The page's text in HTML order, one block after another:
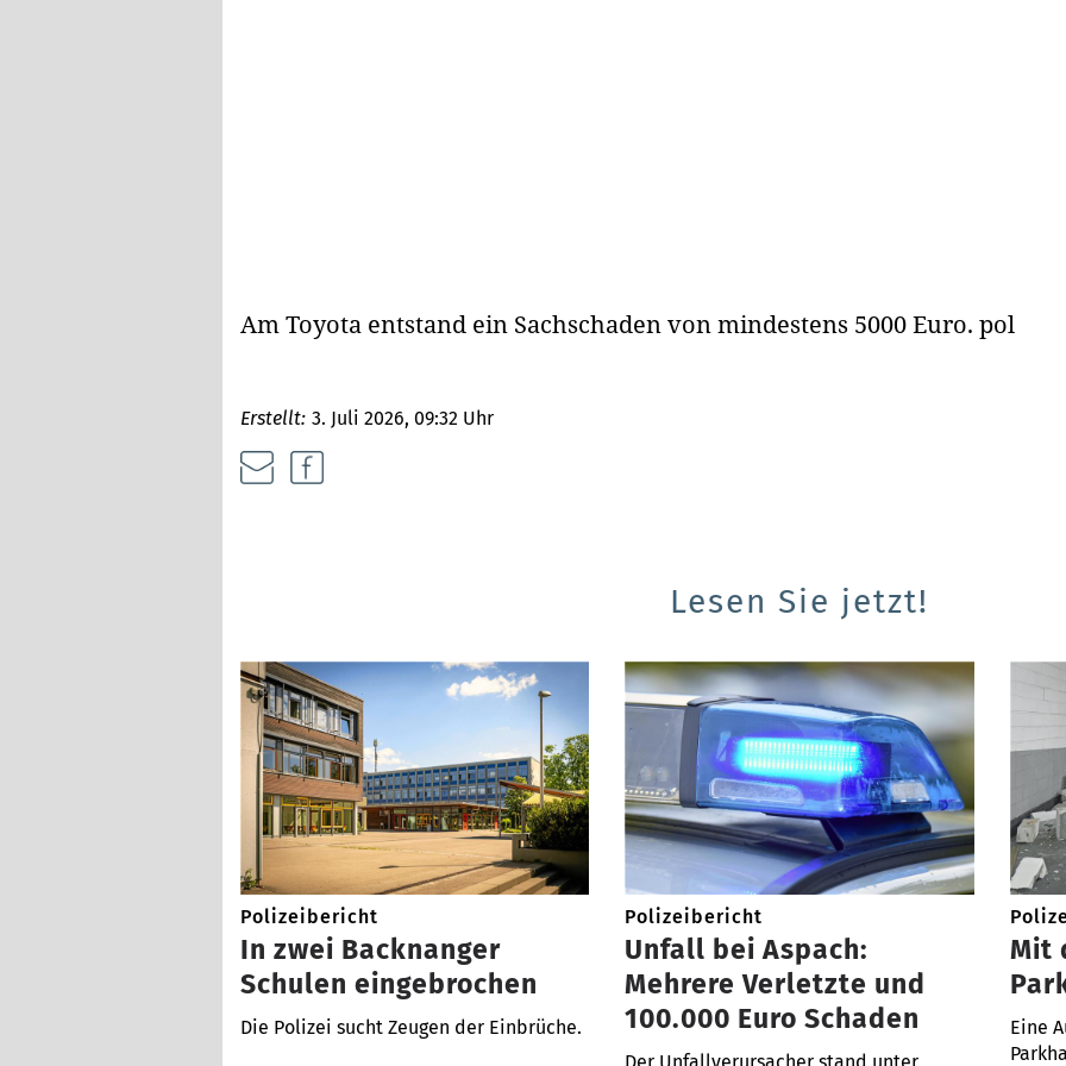
Am Toyota entstand ein Sachschaden von mindestens 5000 Euro. pol
Erstellt: 3. Juli 2026, 09:32 Uhr
Lesen Sie jetzt!
Polizeibericht
In zwei Backnanger
Schulen eingebrochen
Die Polizei sucht Zeugen der Einbrüche.
Polizeibericht
Unfall bei Aspach:
Mehrere Verletzte und
100.000 Euro Schaden
Der Unfallverursacher stand unter
Mit
Eine